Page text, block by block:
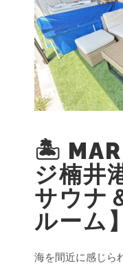
🏝
ジ楠井
サウナ
ルーム
海を間近に感じら